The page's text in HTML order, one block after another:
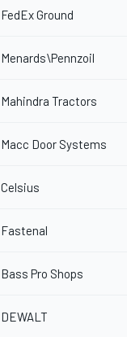
FedEx Ground
Menards\Pennzoil
Mahindra Tractors
Macc Door Systems
Celsius
Fastenal
Bass Pro Shops
DEWALT